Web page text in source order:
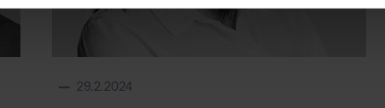
29.2.2024